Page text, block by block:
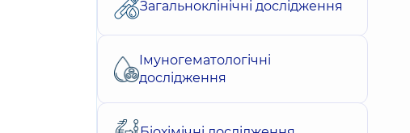
Загальноклінічні дослідження
Імуногематологічні
дослідження